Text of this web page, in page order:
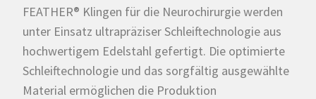
FEATHER® Klingen für die Neurochirurgie werden
unter Einsatz ultrapräziser Schleiftechnologie aus
hochwertigem Edelstahl gefertigt. Die optimierte
Schleiftechnologie und das sorgfältig ausgewählte
Material ermöglichen die Produktion